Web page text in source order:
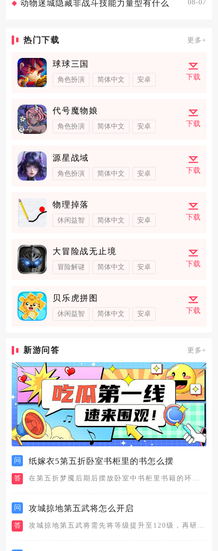
动物迷城隐藏非战斗技能力量型有什么 08-07
热门下载 更多+
球球三国
角色扮演 简体中文 安卓 下载
代号魔物娘
角色扮演 简体中文 安卓 下载
源星战域
角色扮演 简体中文 安卓 下载
物理掉落
休闲益智 简体中文 安卓 下载
大冒险战无止境
冒险解谜 简体中文 安卓 下载
贝乐虎拼图
休闲益智 简体中文 安卓 下载
新游问答 更多+
问 纸嫁衣5第五折卧室书柜里的书怎么摆
答
问 攻城掠地第五武将怎么开启
答